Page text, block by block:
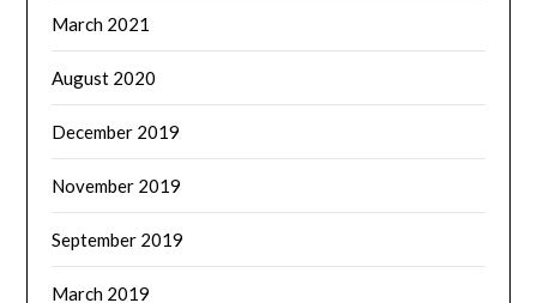
March 2021
August 2020
December 2019
November 2019
September 2019
March 2019